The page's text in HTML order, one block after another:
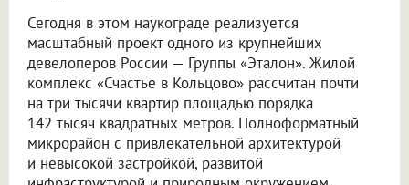
Сегодня в этом наукограде реализуется
масштабный проект одного из крупнейших
девелоперов России — Группы «Эталон». Жилой
комплекс «Счастье в Кольцово» рассчитан почти
на три тысячи квартир площадью порядка
142 тысяч квадратных метров. Полноформатный
микрорайон с привлекательной архитектурой
и невысокой застройкой, развитой